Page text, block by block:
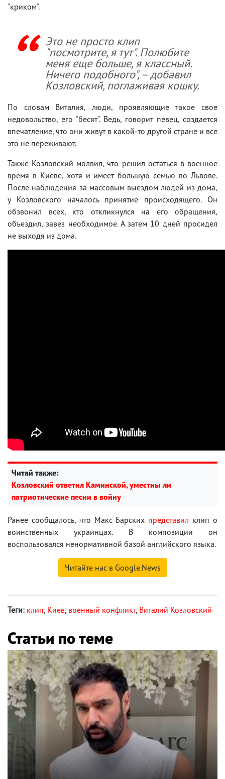
"криком".
Это не просто клип
"посмотрите, я тут". Полюбите
меня еще больше, я классный.
Ничего подобного", – добавил
Козловский, поглаживая кошку.
По словам Виталия, люди, проявляющие такое свое
недовольство, его "бесят". Ведь, говорит певец, создается
впечатление, что они живут в какой-то другой стране и все
это не переживают.
Также Козловский молвил, что решил остаться в военное
время в Киеве, хотя и имеет большую семью во Львове.
После наблюдения за массовым выездом людей из дома,
у Козловского началось принятие происходящего. Он
обзвонил всех, кто откликнулся на его обращения,
объездил, завез необходимое. А затем 10 дней просидел
не выходя из дома.
Читай также:
Козловский ответил Каминской, уместны ли
патриотические песни в войну
Ранее сообщалось, что Макс Барских представил клип о
воинственных украинцах. В композиции он
воспользовался ненормативной базой английского языка.
Читайте нас в Google.News
Теги: клип, Киев, военный конфликт, Виталий Козловский
Статьи по теме